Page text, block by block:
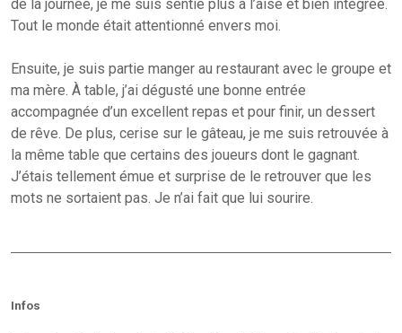
de la journée, je me suis sentie plus à l’aise et bien intégrée.
Tout le monde était attentionné envers moi.
Ensuite, je suis partie manger au restaurant avec le groupe et
ma mère. À table, j’ai dégusté une bonne entrée
accompagnée d’un excellent repas et pour finir, un dessert
de rêve. De plus, cerise sur le gâteau, je me suis retrouvée à
la même table que certains des joueurs dont le gagnant.
J’étais tellement émue et surprise de le retrouver que les
mots ne sortaient pas. Je n’ai fait que lui sourire.
Infos